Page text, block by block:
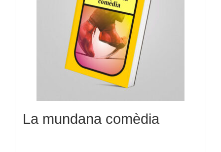
La mundana comèdia